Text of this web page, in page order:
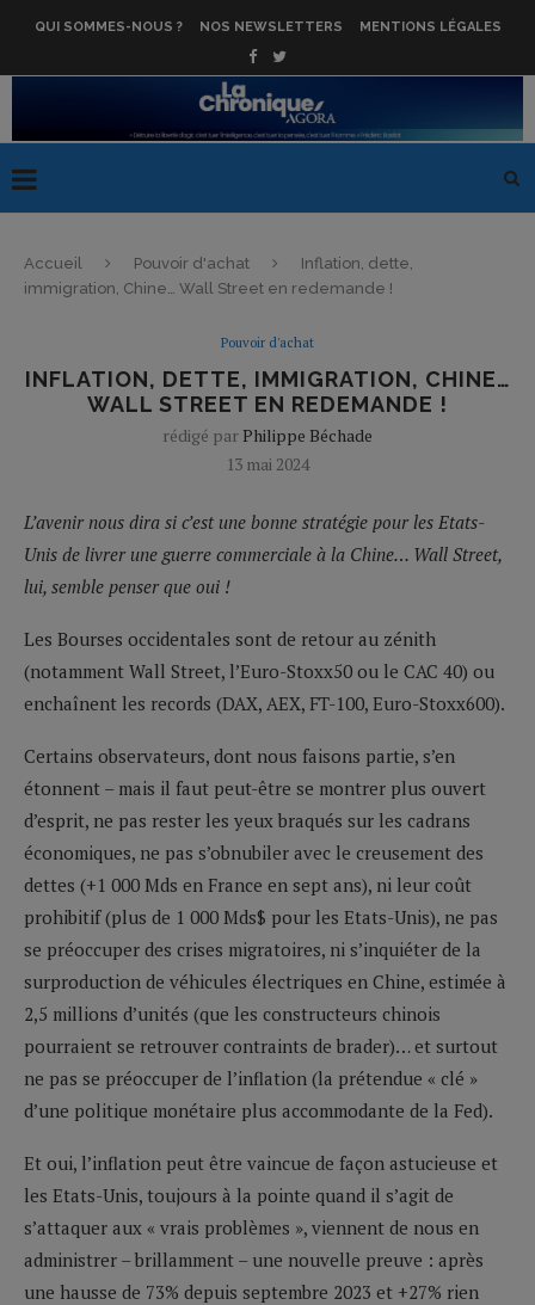
QUI SOMMES-NOUS ? NOS NEWSLETTERS MENTIONS LÉGALES
Accueil Pouvoir d'achat
Inflation, dette,
immigration, Chine… Wall Street en redemande !
Pouvoir d'achat
INFLATION, DETTE, IMMIGRATION, CHINE…
WALL STREET EN REDEMANDE !
rédigé par Philippe Béchade
13 mai 2024
L’avenir nous dira si c’est une bonne stratégie pour les Etats-
Unis de livrer une guerre commerciale à la Chine… Wall Street,
lui, semble penser que oui !
Les Bourses occidentales sont de retour au zénith
(notamment Wall Street, l’Euro-Stoxx50 ou le CAC 40) ou
enchaînent les records (DAX, AEX, FT-100, Euro-Stoxx600).
Certains observateurs, dont nous faisons partie, s’en
étonnent – mais il faut peut-être se montrer plus ouvert
d’esprit, ne pas rester les yeux braqués sur les cadrans
économiques, ne pas s’obnubiler avec le creusement des
dettes (+1 000 Mds en France en sept ans), ni leur coût
prohibitif (plus de 1 000 Mds$ pour les Etats-Unis), ne pas
se préoccuper des crises migratoires, ni s’inquiéter de la
surproduction de véhicules électriques en Chine, estimée à
2,5 millions d’unités (que les constructeurs chinois
pourraient se retrouver contraints de brader)… et surtout
ne pas se préoccuper de l’inflation (la prétendue « clé »
d’une politique monétaire plus accommodante de la Fed).
Et oui, l’inflation peut être vaincue de façon astucieuse et
les Etats-Unis, toujours à la pointe quand il s’agit de
s’attaquer aux « vrais problèmes », viennent de nous en
administrer – brillamment – une nouvelle preuve : après
une hausse de 73% depuis septembre 2023 et +27% rien